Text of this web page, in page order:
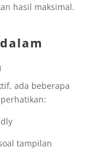
hasil maksimal.
ada beberapa
tampilan